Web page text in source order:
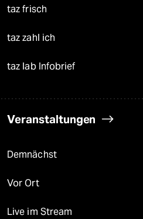
taz frisch
taz zahl ich
taz lab Infobrief
Veranstaltungen
Demnächst
Vor Ort
Live im Stream